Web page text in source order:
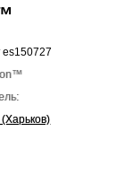
es150727